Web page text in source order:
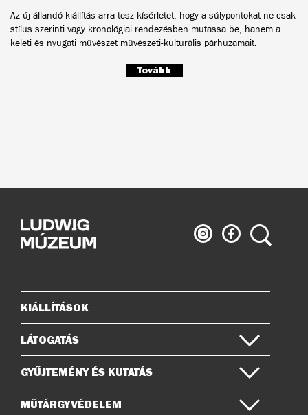
Az új állandó kiállítás arra tesz kísérletet, hogy a súlypontokat ne csak
stílus szerinti vagy kronológiai rendezésben mutassa be, hanem a
keleti és nyugati művészet művészeti-kulturális párhuzamait.
Tovább
Ludwig
Múzeum
Ludwig
Múzeum
Keresés
Oldaltérkép
KIÁLLÍTÁSOK
LÁTOGATÁS
GYŰJTEMÉNY ÉS KUTATÁS
MŰTÁRGYVÉDELEM